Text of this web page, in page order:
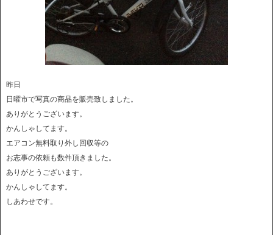
昨日
日曜市で写真の商品を販売致しました。
ありがとうございます。
かんしゃしてます。
エアコン無料取り外し回収等の
お志事の依頼も数件頂きました。
ありがとうございます。
かんしゃしてます。
しあわせです。